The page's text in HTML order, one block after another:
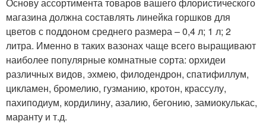
магазина должна составлять линейка горшков для
цветов с поддоном среднего размера – 0,4 л; 1 л; 2
литра. Именно в таких вазонах чаще всего выращивают
наиболее популярные комнатные сорта: орхидеи
различных видов, эхмею, филодендрон, спатифиллум,
цикламен, бромелию, гузманию, кротон, крассулу,
пахиподиум, кордилину, азалию, бегонию, замиокулькас,
маранту и т.д.